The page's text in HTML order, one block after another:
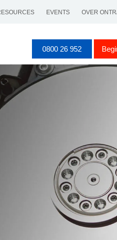
EVENTS OVER
0800 26 952